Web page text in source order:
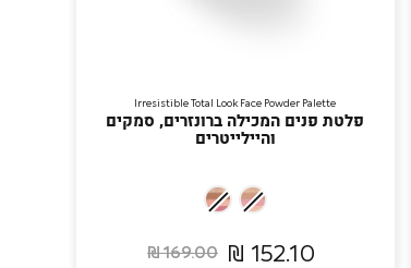
Irresistible Total Look Face Powder Palette
פלטת פנים המכילה ברונזרים, סמקים
והיילייטרים
01
Medium
02
Dark
152.10 ₪
169.00 ₪